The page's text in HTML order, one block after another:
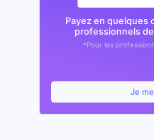
Payez en quelques
professionnels
*Pour les
Je